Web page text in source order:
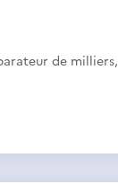
de milliers,